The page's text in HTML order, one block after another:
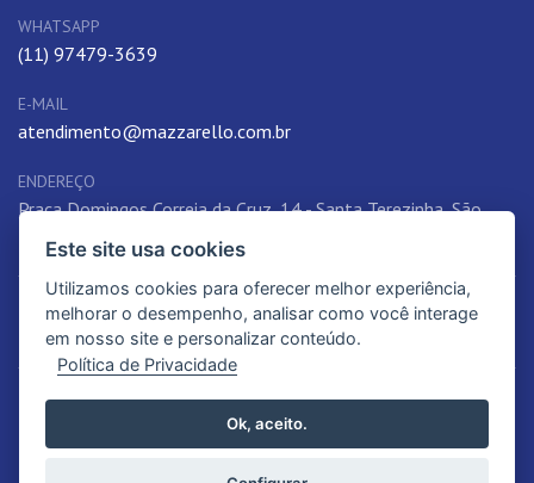
WHATSAPP
(11) 97479-3639
E-MAIL
atendimento@mazzarello.com.br
ENDEREÇO
Praça Domingos Correia da Cruz, 14 - Santa Terezinha, São
Paulo, SP, 02405-060, Brasil
© 2026. Instituto Madre Mazzarello | Educação de qualidade e referência.
Todos os Direitos Reservados.
Este site usa cookies
Utilizamos cookies para oferecer melhor experiência,
melhorar o desempenho, analisar como você interage
em nosso site e personalizar conteúdo.
Política de Privacidade
Ok, aceito.